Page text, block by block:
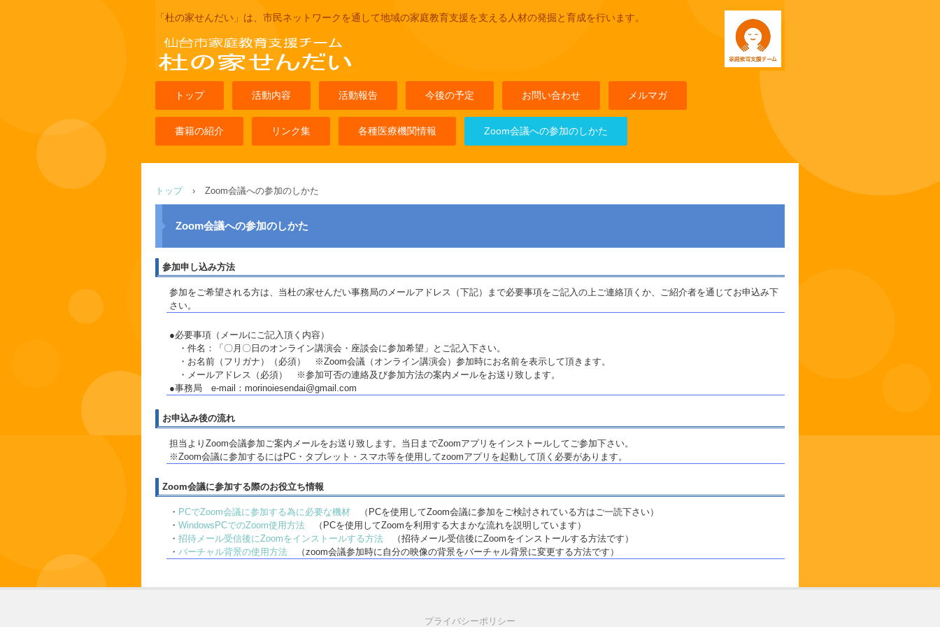
「杜の家せんだい」は、市民ネットワークを通して地域の家庭教育支援を支える人材の発掘と育成を行います。
トップ 活動内容 活動報告 今後の予定 お問い合わせ メルマガ
書籍の紹介 リンク集 各種医療機関情報 Zoom会議への参加のしかた
トップ › Zoom会議への参加のしかた
Zoom会議への参加のしかた
参加申し込み方法
参加をご希望される方は、当杜の家せんだい事務局のメールアドレス（下記）まで必要事項をご記入の上ご連絡頂くか、ご紹介者を通じてお申込み下
さい。
●必要事項（メールにご記入頂く内容）
・件名：「〇月〇日のオンライン講演会・座談会に参加希望」とご記入下さい。
・お名前（フリガナ）（必須） ※Zoom会議（オンライン講演会）参加時にお名前を表示して頂きます。
・メールアドレス（必須） ※参加可否の連絡及び参加方法の案内メールをお送り致します。
●事務局 e-mail：morinoiesendai@gmail.com
お申込み後の流れ
担当よりZoom会議参加ご案内メールをお送り致します。当日までZoomアプリをインストールしてご参加下さい。
※Zoom会議に参加するにはPC・タブレット・スマホ等を使用してzoomアプリを起動して頂く必要があります。
Zoom会議に参加する際のお役立ち情報
・ PCでZoom会議に参加する為に必要な機材 （PCを使用してZoom会議に参加をご検討されている方はご一読下さい）
・ WindowsPCでのZoom使用方法 （PCを使用してZoomを利用する大まかな流れを説明しています）
・ 招待メール受信後にZoomをインストールする方法 （招待メール受信後にZoomをインストールする方法です）
・ バーチャル背景の使用方法 （zoom会議参加時に自分の映像の背景をバーチャル背景に変更する方法です）
プライバシーポリシー